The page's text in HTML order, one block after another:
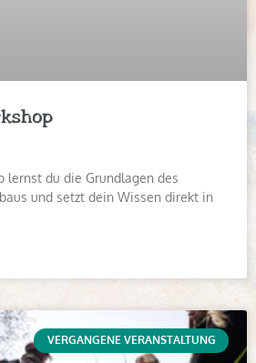
lernst du die Grundlagen des
und setzt dein Wissen direkt in
VERGANGENE VERANSTALTUNG